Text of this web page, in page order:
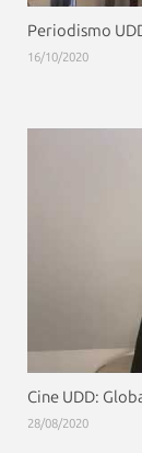
Periodismo
16/10/2020
Cine UDD:
28/08/2020